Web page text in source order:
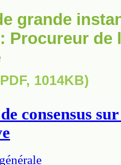
grande
Procureur de
1014KB)